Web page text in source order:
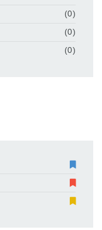
(0)
(0)
(0)